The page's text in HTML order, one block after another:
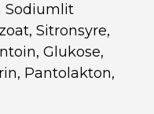
Sodiumlit
Sitronsyre,
Glukose,
Pantolakton,